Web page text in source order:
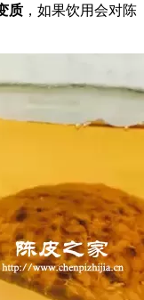
质 ，如果饮用会对陈